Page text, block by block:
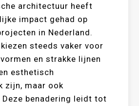
architectuur heeft
impact gehad op
in Nederland.
steeds vaker voor
en strakke lijnen
esthetisch
zijn, maar ook
benadering leidt tot